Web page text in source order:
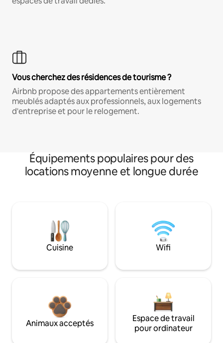
Vous cherchez des résidences de tourisme ?
Airbnb propose des appartements entièrement
meublés adaptés aux professionnels, aux logements
d'entreprise et pour le relogement.
Équipements populaires pour des
locations moyenne et longue durée
Cuisine Wifi
Animaux acceptés
Espace de travail
pour ordinateur